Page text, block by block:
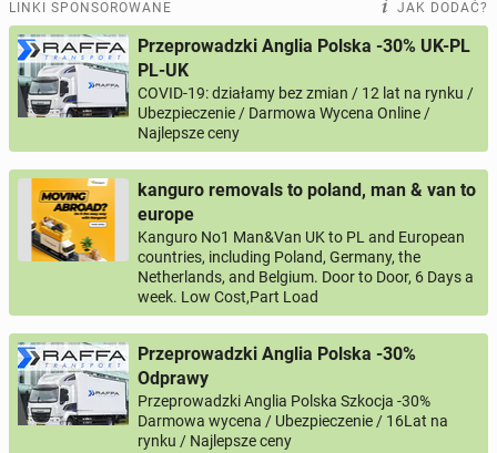
LINKI SPONSOROWANE JAK DODAĆ?
Przeprowadzki Anglia Polska -30% UK-PL
PL-UK
COVID-19: działamy bez zmian / 12 lat na rynku /
Ubezpieczenie / Darmowa Wycena Online /
Najlepsze ceny
kanguro removals to poland, man & van to
europe
Kanguro No1 Man&Van UK to PL and European
countries, including Poland, Germany, the
Netherlands, and Belgium. Door to Door, 6 Days a
week. Low Cost,Part Load
Przeprowadzki Anglia Polska -30%
Odprawy
Przeprowadzki Anglia Polska Szkocja -30%
Darmowa wycena / Ubezpieczenie / 16Lat na
rynku / Najlepsze ceny